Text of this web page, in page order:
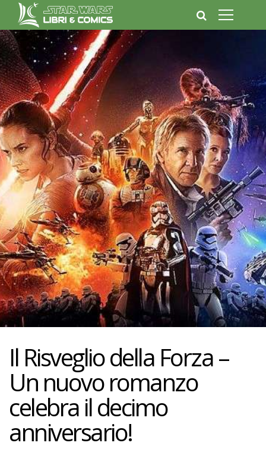
Il Risveglio della Forza –
Un nuovo romanzo
celebra il decimo
anniversario!